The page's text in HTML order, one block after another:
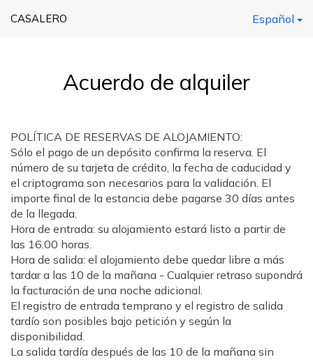
CASALERO Español
Acuerdo de alquiler
POLÍTICA DE RESERVAS DE ALOJAMIENTO:
Sólo el pago de un depósito confirma la reserva. El
número de su tarjeta de crédito, la fecha de caducidad y
el criptograma son necesarios para la validación. El
importe final de la estancia debe pagarse 30 días antes
de la llegada.
Hora de entrada: su alojamiento estará listo a partir de
las 16.00 horas.
Hora de salida: el alojamiento debe quedar libre a más
tardar a las 10 de la mañana - Cualquier retraso supondrá
la facturación de una noche adicional.
El registro de entrada temprano y el registro de salida
tardío son posibles bajo petición y según la
disponibilidad.
La salida tardía después de las 10 de la mañana sin